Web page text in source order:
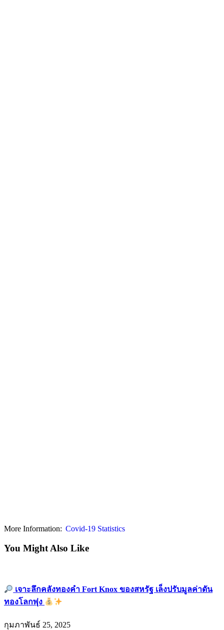
More Information: Covid-19 Statistics
You Might Also Like
เจาะลึกคลังทองคำ Fort Knox ของสหรัฐ เล็งปรับมูลค่าดัน
ทองโลกพุ่ง
กุมภาพันธ์ 25, 2025